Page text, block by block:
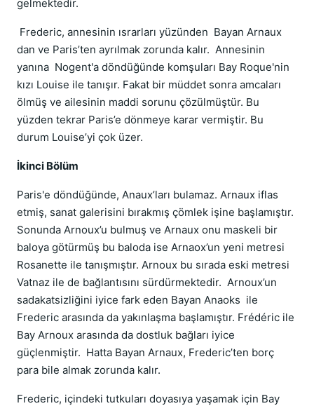
gelmektedir.
Frederic, annesinin ısrarları yüzünden Bayan Arnaux
dan ve Paris’ten ayrılmak zorunda kalır. Annesinin
yanına Nogent'a döndüğünde komşuları Bay Roque'nin
kızı Louise ile tanışır. Fakat bir müddet sonra amcaları
ölmüş ve ailesinin maddi sorunu çözülmüştür. Bu
yüzden tekrar Paris’e dönmeye karar vermiştir. Bu
durum Louise’yi çok üzer.
İkinci Bölüm
Paris'e döndüğünde, Anaux’ları bulamaz. Arnaux iflas
etmiş, sanat galerisini bırakmış çömlek işine başlamıştır.
Sonunda Arnoux’u bulmuş ve Arnaux onu maskeli bir
baloya götürmüş bu baloda ise Arnaox’un yeni metresi
Rosanette ile tanışmıştır. Arnoux bu sırada eski metresi
Vatnaz ile de bağlantısını sürdürmektedir. Arnoux’un
sadakatsizliğini iyice fark eden Bayan Anaoks ile
Frederic arasında da yakınlaşma başlamıştır. Frédéric ile
Bay Arnoux arasında da dostluk bağları iyice
güçlenmiştir. Hatta Bayan Arnaux, Frederic’ten borç
para bile almak zorunda kalır.
Frederic, içindeki tutkuları doyasıya yaşamak için Bay